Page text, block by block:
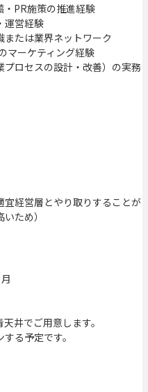
・PR施策の推進経験
運営経験
または業界ネットワーク
マーケティング経験
プロセスの設計・改善）の実務
経営層とやり取りすることが
ため）
井でご用意します。
る予定です。